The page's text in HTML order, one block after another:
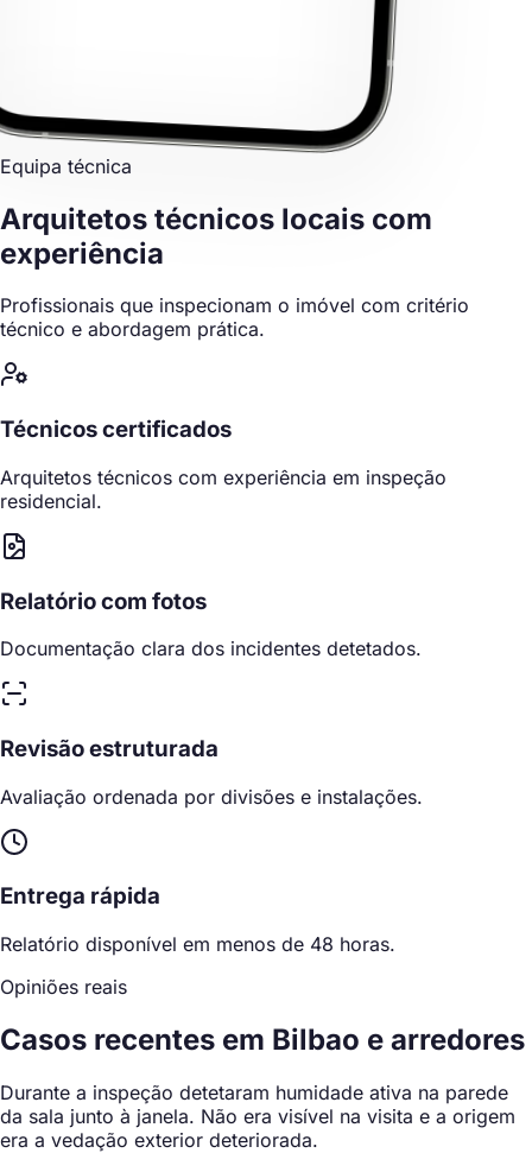
Equipa técnica
Arquitetos técnicos locais com
experiência
Profissionais que inspecionam o imóvel com critério
técnico e abordagem prática.
Técnicos certificados
Arquitetos técnicos com experiência em inspeção
residencial.
Relatório com fotos
Documentação clara dos incidentes detetados.
Revisão estruturada
Avaliação ordenada por divisões e instalações.
Entrega rápida
Relatório disponível em menos de 48 horas.
Opiniões reais
Casos recentes em Bilbao e arredores
Durante a inspeção detetaram humidade ativa na parede
da sala junto à janela. Não era visível na visita e a origem
era a vedação exterior deteriorada.